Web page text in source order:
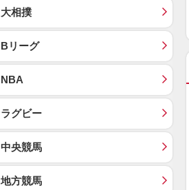
大相撲
Bリーグ
NBA
ラグビー
中央競馬
地方競馬